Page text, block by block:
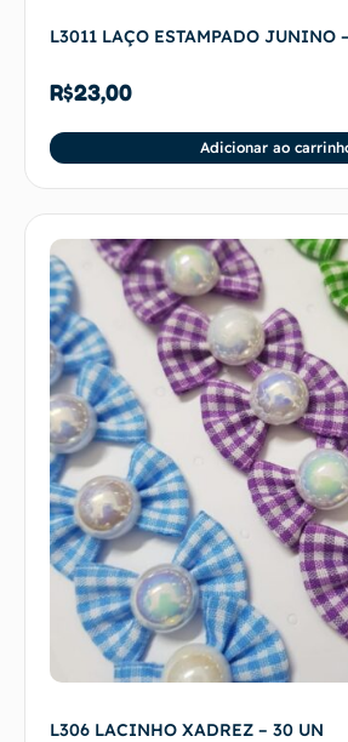
L3011 LAÇO ESTAMPADO JUNINO
R$23,00
Adicionar ao
L306 LACINHO XADREZ – 30 UN